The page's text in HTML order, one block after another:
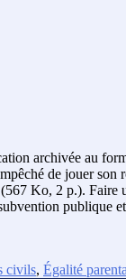
archivée au
de jouer son
Ko, 2 p.). Faire
publique
civils, Égalité